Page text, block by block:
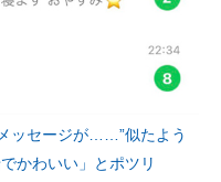
ッセージが……”似たよう
でかわいい」とポツリ